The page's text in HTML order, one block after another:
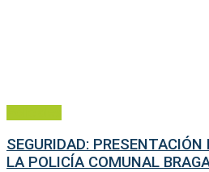
SEGURIDAD: PRESENTACIÓN
LA POLICÍA COMUNAL